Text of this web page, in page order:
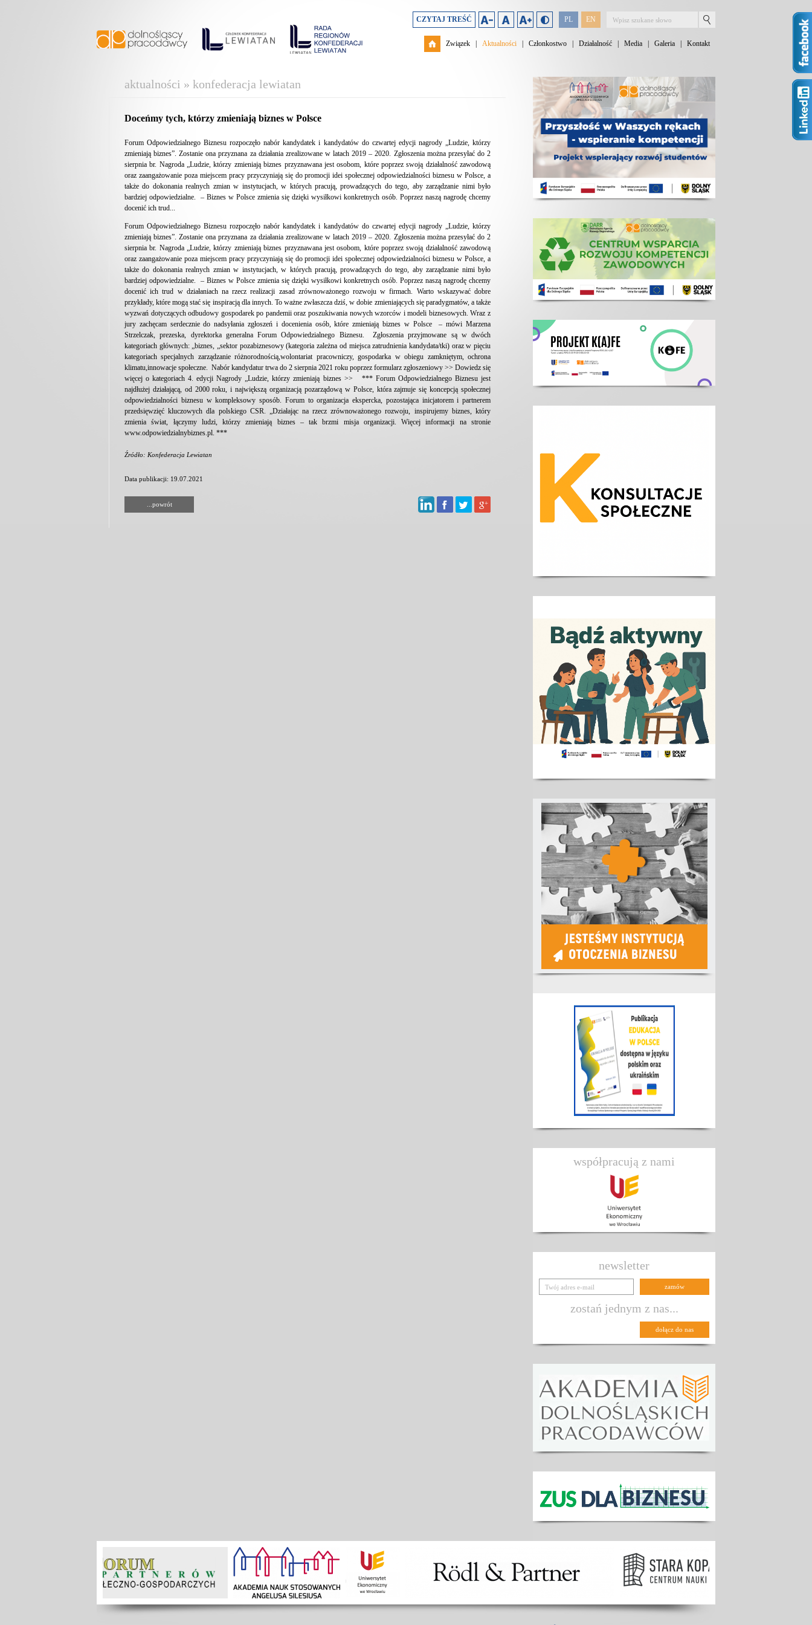
PL EN
CZYTAJ TREŚĆ
Związek Aktualności Członkostwo Działalność Media Galeria Kontakt
aktualności » konfederacja lewiatan
Doceńmy tych, którzy zmieniają biznes w Polsce
Forum Odpowiedzialnego Biznesu rozpoczęło nabór kandydatek i kandydatów do czwartej edycji nagrody „Ludzie, którzy
zmieniają biznes”. Zostanie ona przyznana za działania zrealizowane w latach 2019 – 2020. Zgłoszenia można przesyłać do 2
sierpnia br. Nagroda „Ludzie, którzy zmieniają biznes przyznawana jest osobom, które poprzez swoją działalność zawodową
oraz zaangażowanie poza miejscem pracy przyczyniają się do promocji idei społecznej odpowiedzialności biznesu w Polsce, a
także do dokonania realnych zmian w instytucjach, w których pracują, prowadzących do tego, aby zarządzanie nimi było
bardziej odpowiedzialne. – Biznes w Polsce zmienia się dzięki wysiłkowi konkretnych osób. Poprzez naszą nagrodę chcemy
docenić ich trud...
Forum Odpowiedzialnego Biznesu rozpoczęło nabór kandydatek i kandydatów do czwartej edycji nagrody „Ludzie, którzy
zmieniają biznes”. Zostanie ona przyznana za działania zrealizowane w latach 2019 – 2020. Zgłoszenia można przesyłać do 2
sierpnia br. Nagroda „Ludzie, którzy zmieniają biznes przyznawana jest osobom, które poprzez swoją działalność zawodową
oraz zaangażowanie poza miejscem pracy przyczyniają się do promocji idei społecznej odpowiedzialności biznesu w Polsce, a
także do dokonania realnych zmian w instytucjach, w których pracują, prowadzących do tego, aby zarządzanie nimi było
bardziej odpowiedzialne. – Biznes w Polsce zmienia się dzięki wysiłkowi konkretnych osób. Poprzez naszą nagrodę chcemy
docenić ich trud w działaniach na rzecz realizacji zasad zrównoważonego rozwoju w firmach. Warto wskazywać dobre
przykłady, które mogą stać się inspiracją dla innych. To ważne zwłaszcza dziś, w dobie zmieniających się paradygmatów, a także
wyzwań dotyczących odbudowy gospodarek po pandemii oraz poszukiwania nowych wzorców i modeli biznesowych. Wraz z
jury zachęcam serdecznie do nadsyłania zgłoszeń i docenienia osób, które zmieniają biznes w Polsce – mówi Marzena
Strzelczak, prezeska, dyrektorka generalna Forum Odpowiedzialnego Biznesu. Zgłoszenia przyjmowane są w dwóch
kategoriach głównych: „biznes, „sektor pozabiznesowy (kategoria zależna od miejsca zatrudnienia kandydata/tki) oraz w pięciu
kategoriach specjalnych zarządzanie różnorodnością,wolontariat pracowniczy, gospodarka w obiegu zamkniętym, ochrona
klimatu,innowacje społeczne. Nabór kandydatur trwa do 2 sierpnia 2021 roku poprzez formularz zgłoszeniowy >> Dowiedz się
więcej o kategoriach 4. edycji Nagrody „Ludzie, którzy zmieniają biznes >> *** Forum Odpowiedzialnego Biznesu jest
najdłużej działającą, od 2000 roku, i największą organizacją pozarządową w Polsce, która zajmuje się koncepcją społecznej
odpowiedzialności biznesu w kompleksowy sposób. Forum to organizacja ekspercka, pozostająca inicjatorem i partnerem
przedsięwzięć kluczowych dla polskiego CSR. „Działając na rzecz zrównoważonego rozwoju, inspirujemy biznes, który
zmienia świat, łączymy ludzi, którzy zmieniają biznes – tak brzmi misja organizacji. Więcej informacji na stronie
www.odpowiedzialnybiznes.pl. ***
Źródło: Konfederacja Lewiatan
Data publikacji: 19.07.2021
...powrót
współpracują z nami
newsletter
zostań jednym z nas...